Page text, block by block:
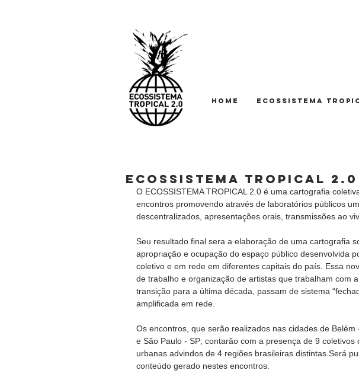
HOME ECOSSISTEMA
ECOSSISTEMA TROPICAL 2.0
O ECOSSISTEMA TROPICAL 2.0 é uma cartografia
encontros promovendo através de laboratórios públicos
descentralizados, apresentações orais, transmissões ao
Seu resultado final sera a elaboração de uma cartografia
apropriação e ocupação do espaço público desenvolvida
coletivo e em rede em diferentes capitais do país. Essa
de trabalho e organização de artistas que trabalham com
transição para a última década, passam de sistema
amplificada em rede.
Os encontros, que serão realizados nas cidades de
e São Paulo - SP; contarão com a presença de 9
urbanas advindos de 4 regiões brasileiras distintas.Será
conteúdo gerado nestes encontros.